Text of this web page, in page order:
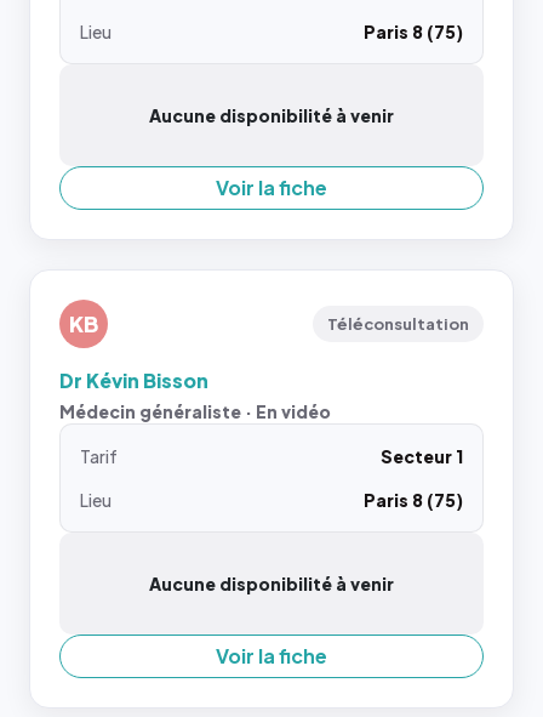
Lieu
Paris 8 (75)
Aucune disponibilité à venir
Voir la fiche
KB Téléconsultation
Dr Kévin Bisson
Médecin généraliste · En vidéo
Tarif
Secteur 1
Lieu
Paris 8 (75)
Aucune disponibilité à venir
Voir la fiche